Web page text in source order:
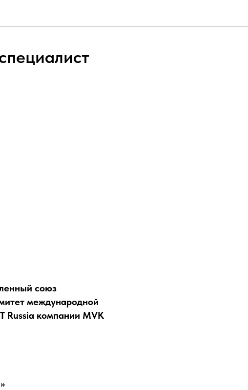
союз
международной
Russia компании MVK